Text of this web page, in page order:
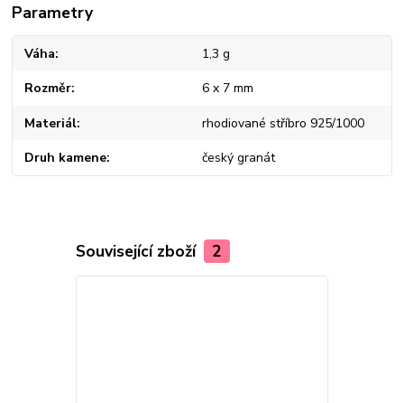
Parametry
Váha 1,3 g
Rozměr 6 x 7 mm
Materiál rhodiované stříbro 925/1000
Druh kamene český granát
Související zboží 2